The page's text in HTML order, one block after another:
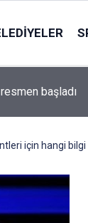
başladı
için hangi